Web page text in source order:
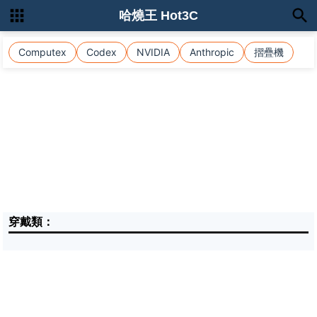
Computex Codex NVIDIA Anthropic 摺疊機
哈燒王 Hot3C
穿戴類：